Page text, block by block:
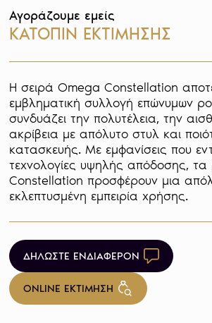
Αγοράζουμε εμείς
ΚΑΤΟΠΙΝ ΕΚΤΙΜΗΣΗΣ
Η σειρά Omega Constellation
εμβληματική συλλογή επώνυμων
συνδυάζει την πολυτέλεια, την
ακρίβεια με απόλυτο στυλ και
κατασκευής. Με εμφανίσεις που
τεχνολογίες υψηλής απόδοσης,
Constellation προσφέρουν μια
εκλεπτυσμένη εμπειρία χρήσης.
ΔΗΛΩΣΤΕ ΕΝΔΙΑΦΕΡΟΝ
ONLINE ΕΚΤΙΜΗΣΗ